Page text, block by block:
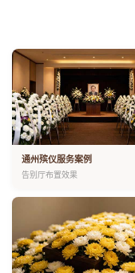
通州殡仪服务案例
告别厅布置效果